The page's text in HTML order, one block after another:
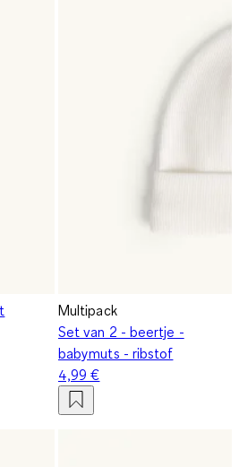
Multipack
Set van 2 - beertje -
babymuts - ribstof
4,99 €